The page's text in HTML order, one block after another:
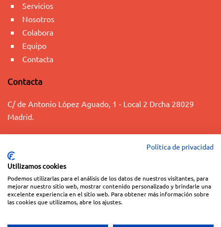
Servicios
Nosotros
Colabora
Equipo
Contacta
Contacta
C/ de Antonio López Aguado, 1 - Local 2 Drcha 28029
Madrid.
© 2023 FUNDACIÓN TACUMI
Aviso Legal|Política de Privacidad |Política de Cookies|Términos y
condiciones de las donaciones
Política de privacidad
Utilizamos cookies
Podemos utilizarlas para el análisis de los datos de nuestros visitantes, para
mejorar nuestro sitio web, mostrar contenido personalizado y brindarle una
excelente experiencia en el sitio web. Para obtener más información sobre
las cookies que utilizamos, abre los ajustes.